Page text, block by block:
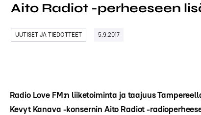
Aito Radiot -perheeseen
UUTISET JA TIEDOTTEET 5.9.2017
Radio Love FM:n liiketoiminta ja taajuus
Kevyt Kanava -konsernin Aito Radiot -